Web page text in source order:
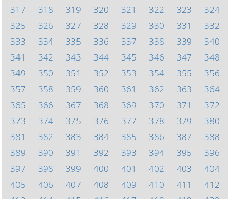
317
318 319 320 321 322 323
324
325
326 327 328 329 330 331
332
333
334 335 336 337 338 339
340
341
342 343 344 345 346 347
348
349
350 351 352 353 354 355
356
357
358 359 360 361 362 363
364
365
366 367 368 369 370 371
372
373
374 375 376 377 378 379
380
381
382 383 384 385 386 387
388
389
390 391 392 393 394 395
396
397
398 399 400 401 402 403
404
405
406 407 408 409 410 411
412